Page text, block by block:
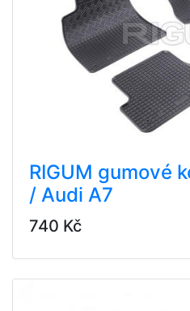
RIGUM gumové
/ Audi A7
740 Kč